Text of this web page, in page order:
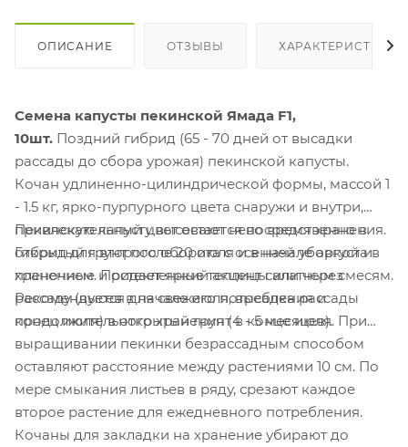
ОПИСАНИЕ ОТЗЫВЫ ХАРАКТЕРИСТИКИ
Семена капусты пекинской Ямада F1,
10шт. Поздний гибрид (65 - 70 дней от высадки
рассады до сбора урожая) пекинской капусты.
Кочан удлиненно-цилиндрической формы, массой 1
- 1.5 кг, ярко-пурпурного цвета снаружи и внутри,
привлекательный цвет остается во время хранения.
Гибрид для второго оборота с осенней уборкой и
хранением. Придает яркий акцент салатным смесям.
Рекомендуется для свежего потребления и
продолжительного хранения (4 - 5 месяцев).
Пекинскую капусту высевают непосредственно в
открытый грунт после 20 июля и в начале августа в
пленочные и остекленные теплицы или через
рассаду (высев в начале июля, высадка рассады
конец июля) в открытый грунт в конце июля. При
выращивании пекинки безрассадным способом
оставляют расстояние между растениями 10 см. По
мере смыкания листьев в ряду, срезают каждое
второе растение для ежедневного потребления.
Кочаны для закладки на хранение убирают до